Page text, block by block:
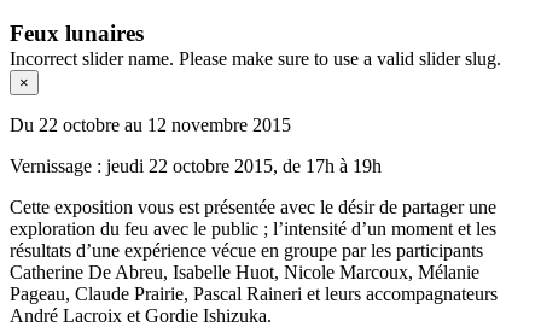
Feux lunaires
Incorrect slider name. Please make sure to use a valid slider slug.
×
Du 22 octobre au 12 novembre 2015
Vernissage : jeudi 22 octobre 2015, de 17h à 19h
Cette exposition vous est présentée avec le désir de partager une
exploration du feu avec le public ; l’intensité d’un moment et les
résultats d’une expérience vécue en groupe par les participants
Catherine De Abreu, Isabelle Huot, Nicole Marcoux, Mélanie
Pageau, Claude Prairie, Pascal Raineri et leurs accompagnateurs
André Lacroix et Gordie Ishizuka.